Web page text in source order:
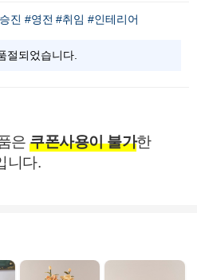
진 #영전 #취임 #인테리어
절되었습니다.
은 쿠폰사용이 불가한
니다.